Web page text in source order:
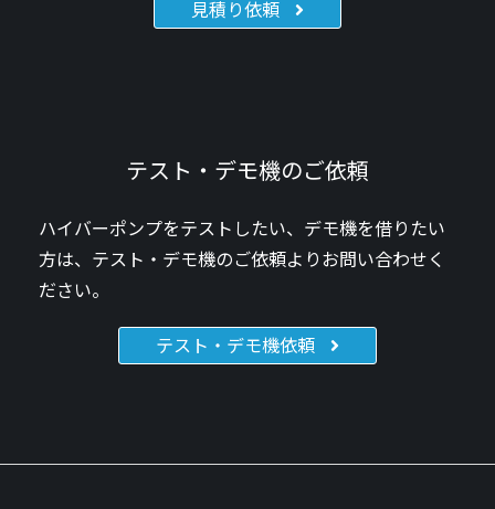
見積り依頼
テスト・デモ機のご依頼
ハイバーポンプをテストしたい、デモ機を借りたい
方は、テスト・デモ機のご依頼よりお問い合わせく
ださい。
テスト・デモ機依頼